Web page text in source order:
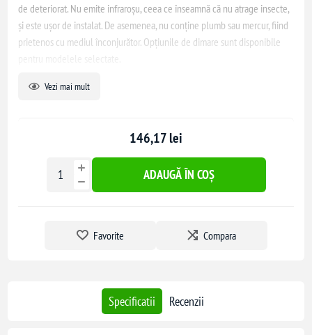
de deteriorat. Nu emite infraroșu, ceea ce înseamnă că nu atrage insecte,
și este ușor de instalat. De asemenea, nu conține plumb sau mercur, fiind
prietenos cu mediul înconjurător. Opțiunile de dimare sunt disponibile
Aplicații recomandate: iluminat birouri, săli de conferință, spitale, hoteluri,
Vezi mai mult
146,17 lei
ADAUGĂ ÎN COȘ
Favorite Compara
Specificatii Recenzii